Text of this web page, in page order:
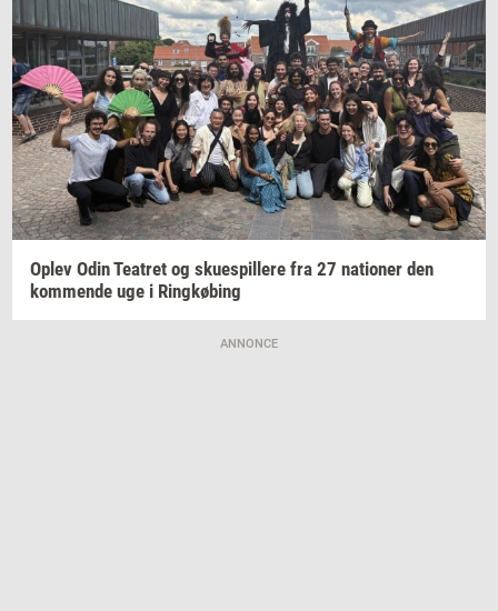
Oplev OdinTe­a­tret og sku­e­spil­le­re fra 27 na­tio­ner den
kom­men­de uge i Ring­kø­bing
ANNONCE